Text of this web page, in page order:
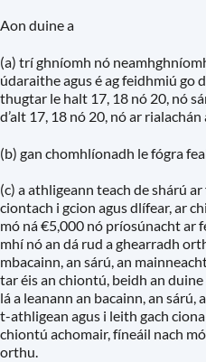
Aon duine a
(a) trí ghníomh nó
údaraithe agus é ag feidhmiú go
thugtar le halt 17, 18 nó 20, nó
d’alt 17, 18 nó 20, nó ar
(b) gan chomhlíonadh le fógra
(c) a athligeann teach de shárú
ciontach i gcion agus dlífear, ar
mó ná €5,000 nó príosúnacht ar
mhí nó an dá rud a ghearradh
mbacainn, an sárú, an
tar éis an chiontú, beidh an
lá a leanann an bacainn, an sárú,
t-athligean agus i leith gach
chiontú achomair, fíneáil nach
orthu.